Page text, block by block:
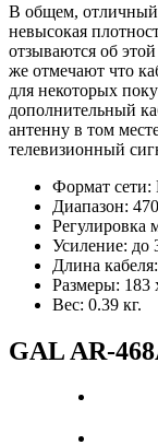
В общем, отличный
невысокая
отзываются об
же отмечают что
для некоторых
дополнительный
антенну в том
телевизионный
Формат
Диапазон:
Регулировка
Усиление: до
Длина
Размеры: 183
Вес: 0.39 кг.
GAL AR-